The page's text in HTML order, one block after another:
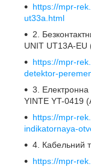
https://mpr-
ut33a.html
2.
UNIT UT13A-EU
https://mpr-
detektor-
3. Електронна
YINTE YT-0419
https://mpr-
indikatornaya-
4. Кабельний
https://mpr-